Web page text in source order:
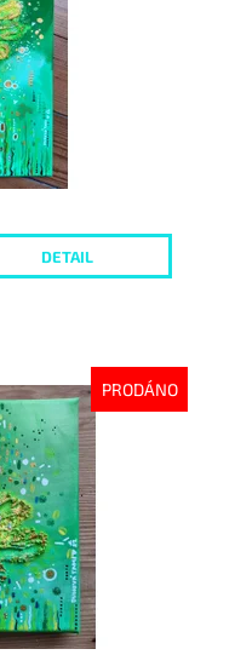
DETAIL
PRODÁNO